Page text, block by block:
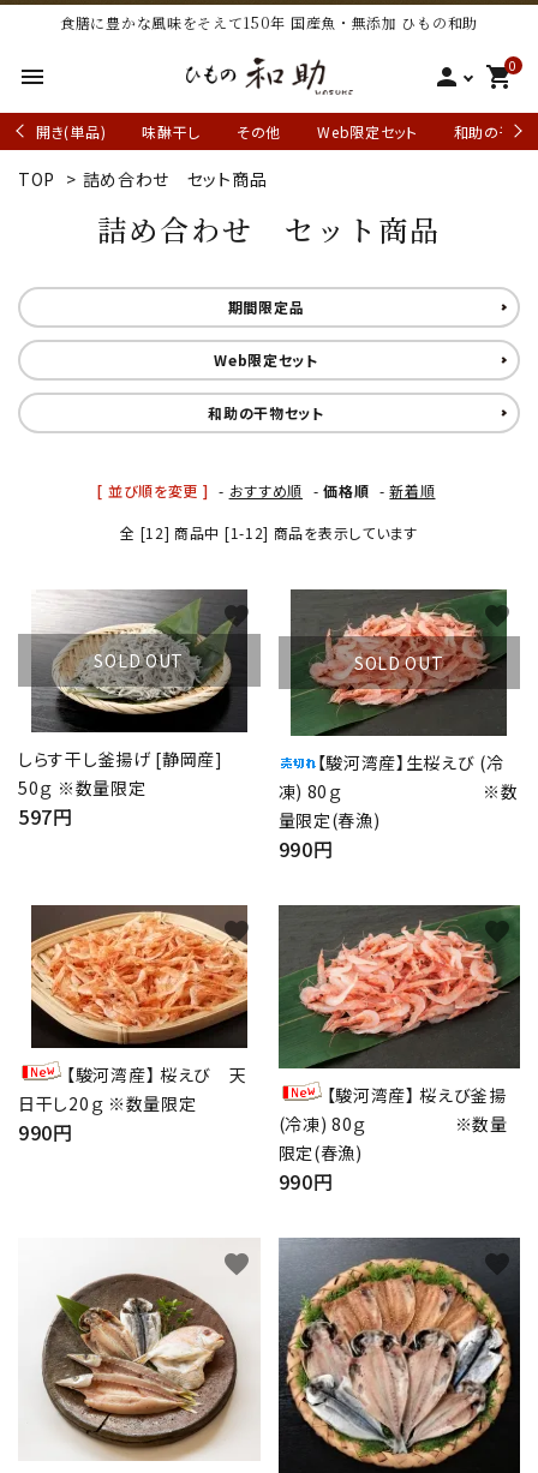
食膳に豊かな風味をそえて150年 国産魚・無添加 ひもの和助
menu person 0
shopping_cart
開き(単品) 味醂干し その他 Web限定セット 和助の干物
TOP > 詰め合わせ セット商品
詰め合わせ セット商品
期間限定品
Web限定セット
和助の干物セット
[ 並び順を変更 ] - おすすめ順 -価格順 -新着順
全 [12] 商品中 [1-12] 商品を表示しています
SOLD OUT
しらす干し釜揚げ [静岡産]
50ｇ ※数量限定
597円
favorite
SOLD OUT
【駿河湾産】生桜えび (冷
凍) 80ｇ ※数
量限定(春漁)
990円
favorite
【駿河湾産】 桜えび 天
日干し20ｇ ※数量限定
990円
favorite
【駿河湾産】 桜えび釜揚
(冷凍) 80ｇ ※数量
限定(春漁)
990円
favorite
favorite favorite